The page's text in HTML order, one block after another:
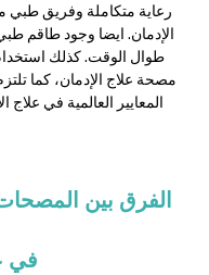
رعاية متكاملة وفريق طبي
الإدمان. ايضا وجود طاقم
طوال الوقت. كذلك
مصحة علاج الإدمان، كما
المعايير العالمية في
الفرق بين
في